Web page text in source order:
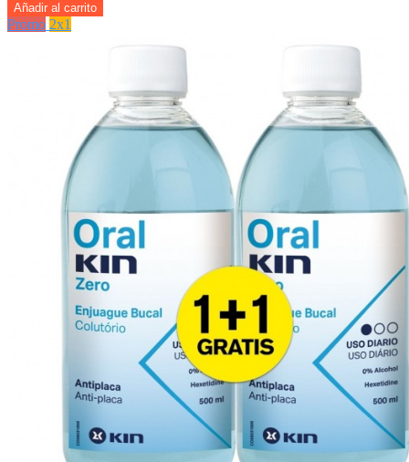
Añadir al carrito
Promo 2x1